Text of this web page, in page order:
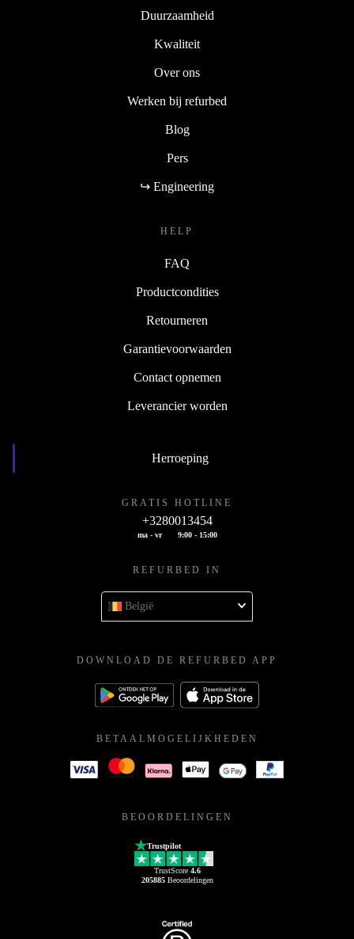
Duurzaamheid
Kwaliteit
Over ons
Werken bij refurbed
Blog
Pers
↪ Engineering
HELP
FAQ
Productcondities
Retourneren
Garantievoorwaarden
Contact opnemen
Leverancier worden
Herroeping
GRATIS HOTLINE
+3280013454
ma - vr 9:00 - 15:00
REFURBED IN
België
DOWNLOAD DE REFURBED APP
BETAALMOGELIJKHEDEN
BEOORDELINGEN
Trustpilot
TrustScore 4.6
205885Beoordelingen